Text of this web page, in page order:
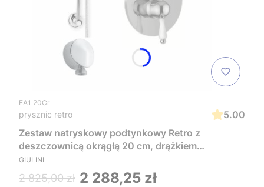
EA1 20Cr
prysznic retro
5.00
Zestaw natryskowy podtynkowy Retro z
deszczownicą okrągłą 20 cm, drążkiem
prysznicowym i baterią podtynkową Gulini EA1
20Cr chrom
GIULINI
2 825,00 zł 2 288,25 zł